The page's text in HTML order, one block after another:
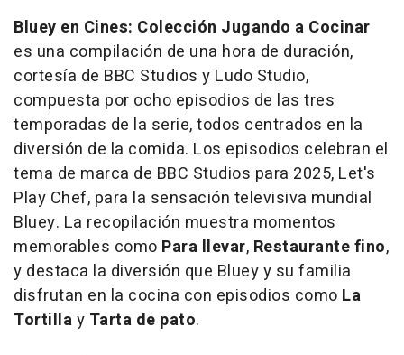
Bluey en Cines: Colección Jugando a Cocinar
es una compilación de una hora de duración,
cortesía de BBC Studios y Ludo Studio,
compuesta por ocho episodios de las tres
temporadas de la serie, todos centrados en la
diversión de la comida. Los episodios celebran el
tema de marca de BBC Studios para 2025, Let's
Play Chef, para la sensación televisiva mundial
Bluey. La recopilación muestra momentos
memorables como Para llevar, Restaurante fino,
y destaca la diversión que Bluey y su familia
disfrutan en la cocina con episodios como La
Tortillay Tarta de pato.